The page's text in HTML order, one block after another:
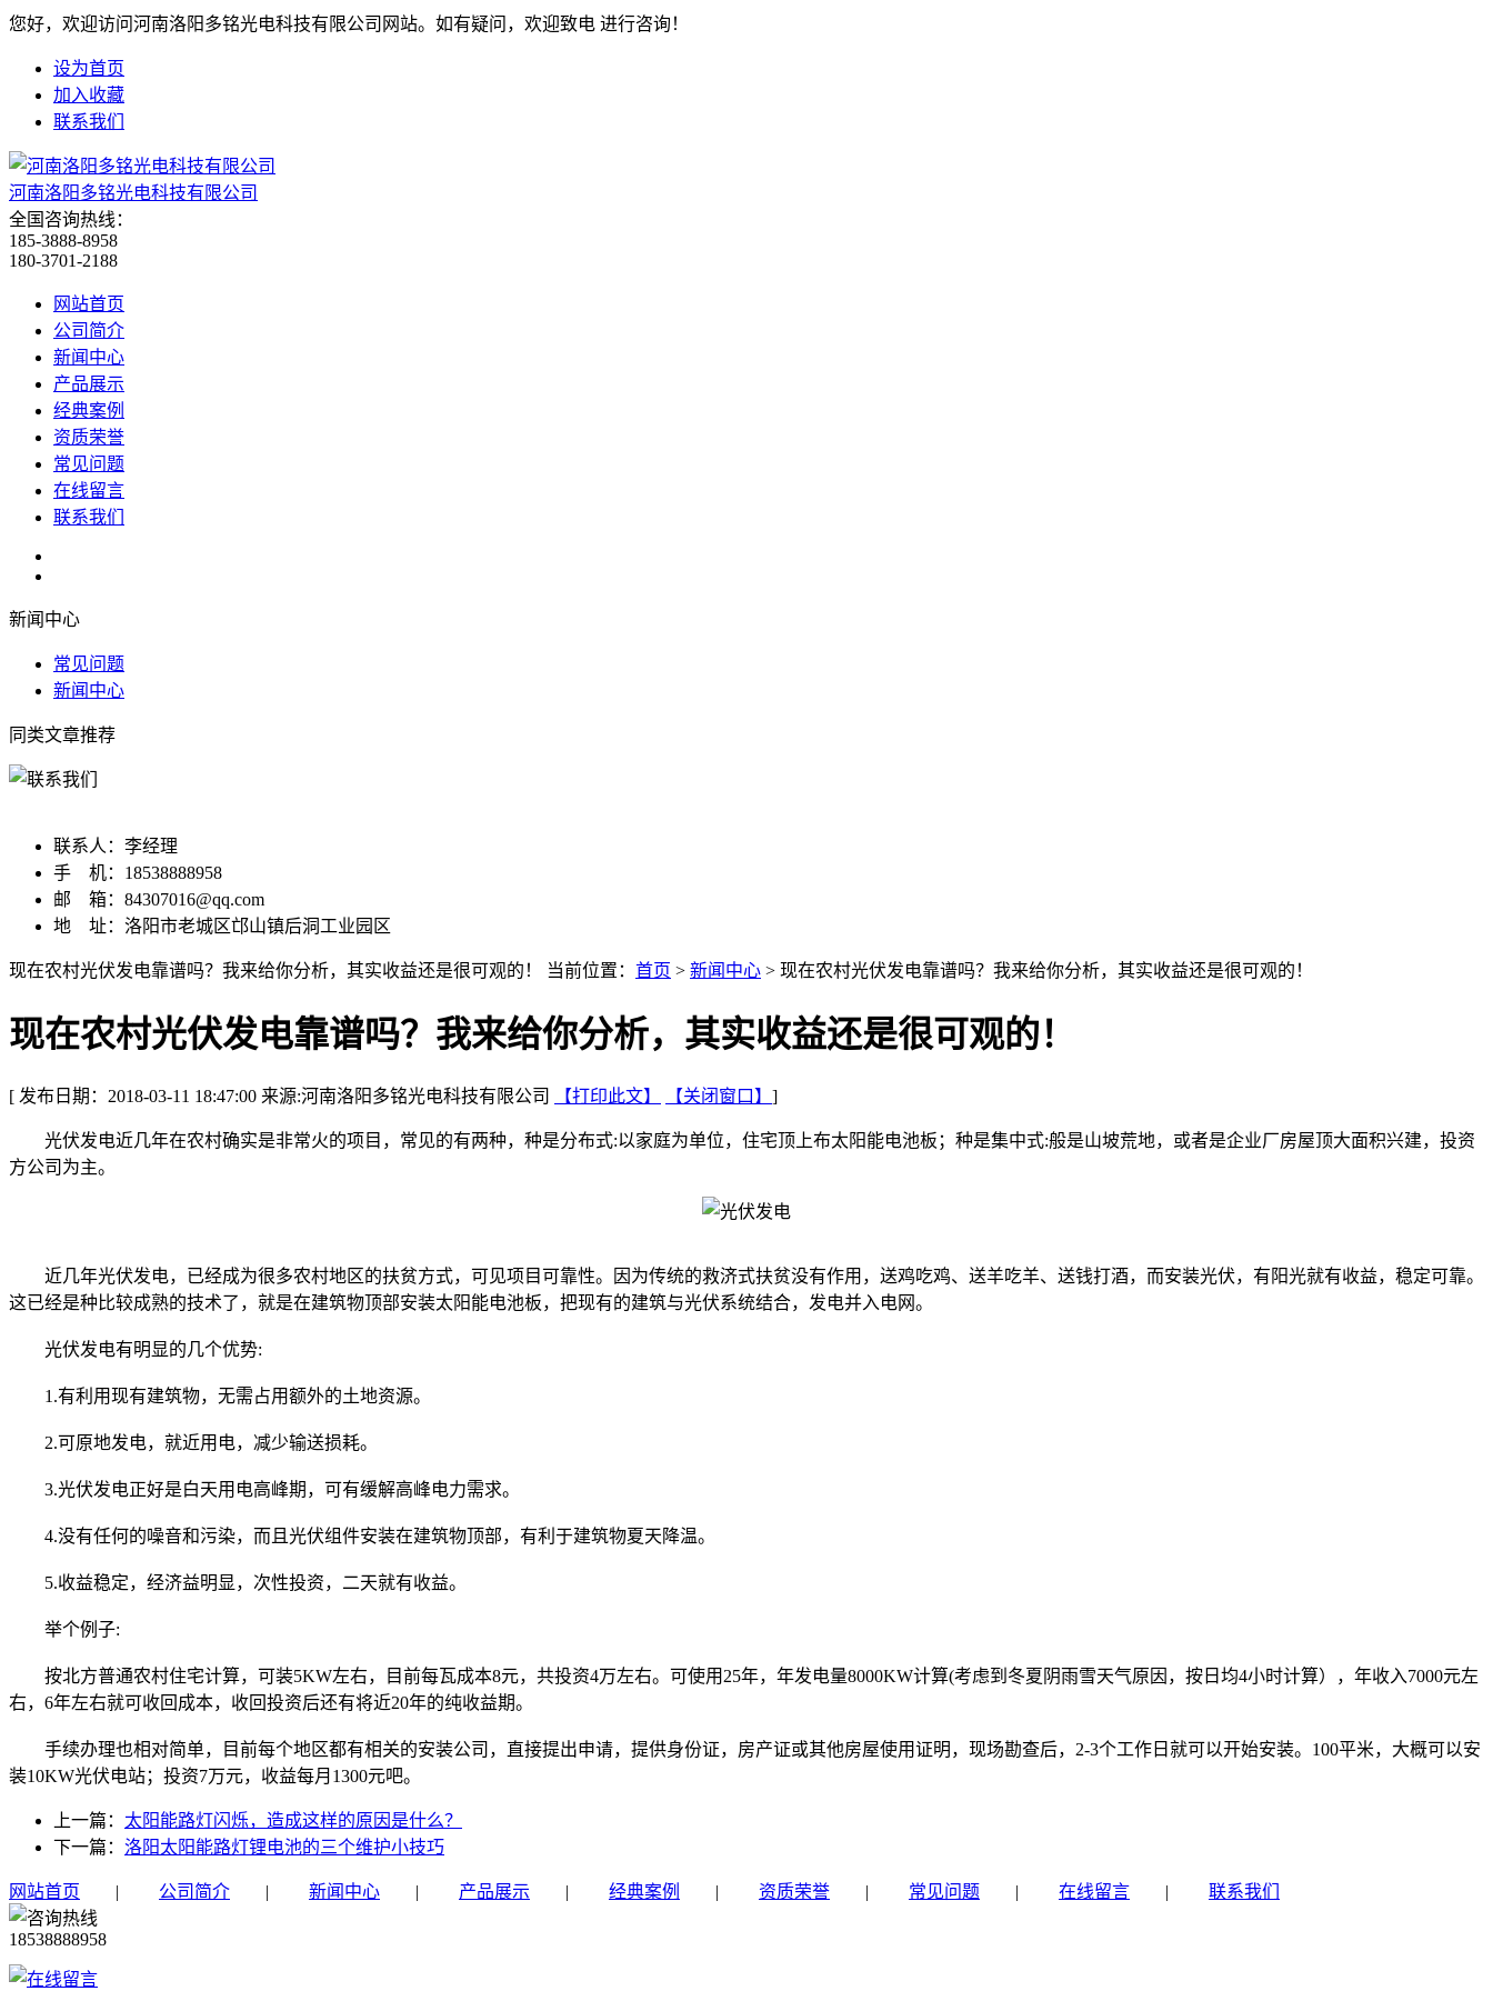
您好，欢迎访问河南洛阳多铭光电科技有限公司网站。如有疑问，欢迎致电 进行咨询！
设为首页
加入收藏
联系我们
河南洛阳多铭光电科技有限公司
全国咨询热线：
185-3888-8958
180-3701-2188
网站首页
公司简介
新闻中心
产品展示
经典案例
资质荣誉
常见问题
在线留言
联系我们
新闻中心
常见问题
新闻中心
同类文章推荐
联系人：李经理
手 机：18538888958
邮 箱：84307016@qq.com
地 址：洛阳市老城区邙山镇后洞工业园区
现在农村光伏发电靠谱吗？我来给你分析，其实收益还是很可观的！ 当前位置： 首页 > 新闻中心 > 现在农村光伏发电靠谱吗？我来给你分析，其实收益还是很可观的！
现在农村光伏发电靠谱吗？我来给你分析，其实收益还是很可观的！
[ 发布日期：2018-03-11 18:47:00 来源:河南洛阳多铭光电科技有限公司 【打印此文】 【关闭窗口】 ]
光伏发电近几年在农村确实是非常火的项目，常见的有两种，种是分布式:以家庭为单位，住宅顶上布太阳能电池板；种是集中式:般是山坡荒地，或者是企业厂房屋顶大面积兴建，投资
方公司为主。
近几年光伏发电，已经成为很多农村地区的扶贫方式，可见项目可靠性。因为传统的救济式扶贫没有作用，送鸡吃鸡、送羊吃羊、送钱打酒，而安装光伏，有阳光就有收益，稳定可靠。
这已经是种比较成熟的技术了，就是在建筑物顶部安装太阳能电池板，把现有的建筑与光伏系统结合，发电并入电网。
光伏发电有明显的几个优势:
1.有利用现有建筑物，无需占用额外的土地资源。
2.可原地发电，就近用电，减少输送损耗。
3.光伏发电正好是白天用电高峰期，可有缓解高峰电力需求。
4.没有任何的噪音和污染，而且光伏组件安装在建筑物顶部，有利于建筑物夏天降温。
5.收益稳定，经济益明显，次性投资，二天就有收益。
举个例子:
按北方普通农村住宅计算，可装5KW左右，目前每瓦成本8元，共投资4万左右。可使用25年，年发电量8000KW计算(考虑到冬夏阴雨雪天气原因，按日均4小时计算），年收入7000元左
右，6年左右就可收回成本，收回投资后还有将近20年的纯收益期。
手续办理也相对简单，目前每个地区都有相关的安装公司，直接提出申请，提供身份证，房产证或其他房屋使用证明，现场勘查后，2-3个工作日就可以开始安装。100平米，大概可以安
装10KW光伏电站；投资7万元，收益每月1300元吧。
上一篇： 太阳能路灯闪烁，造成这样的原因是什么？
下一篇： 洛阳太阳能路灯锂电池的三个维护小技巧
网站首页 | 公司简介 | 新闻中心 | 产品展示 | 经典案例 | 资质荣誉 | 常见问题 | 在线留言 | 联系我们
18538888958